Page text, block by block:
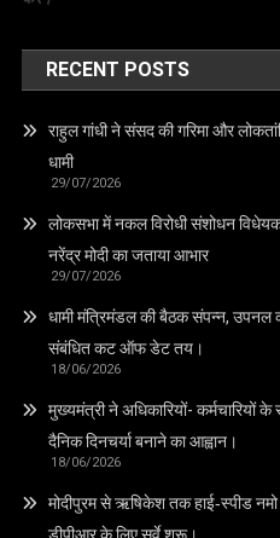
RECENT POSTS
राहुल गांधी ने संसद की गरिमा और
धामी
29/07/2026
लोकसभा में नकल विरोधी संशोधन विधेयक
नरेंद्र मोदी का जताया आभार
29/07/2026
धामी मंत्रिमंडल की बैठक संपन्न, उपनल
संबंधित कट ऑफ डेट तय।
18/06/2026
मुख्यमंत्री ने अधिकारियों- कर्मचारियों
दैनिक दिनचर्या बनाने का आह्वान।
18/06/2026
मोदीपुरम से ऋषिकेश तक हाई‑स्पीड